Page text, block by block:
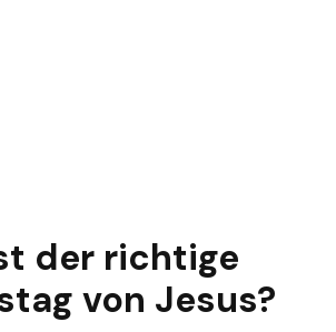
der richtige
von Jesus?